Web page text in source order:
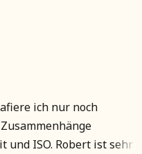
ich nur noch
und ISO. Robert ist sehr